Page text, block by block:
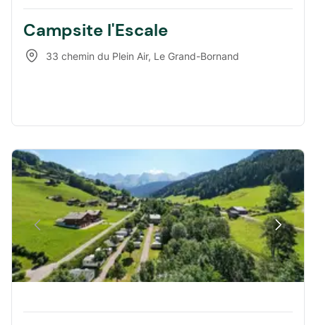
Campsite l'Escale
33 chemin du Plein Air, Le Grand-Bornand